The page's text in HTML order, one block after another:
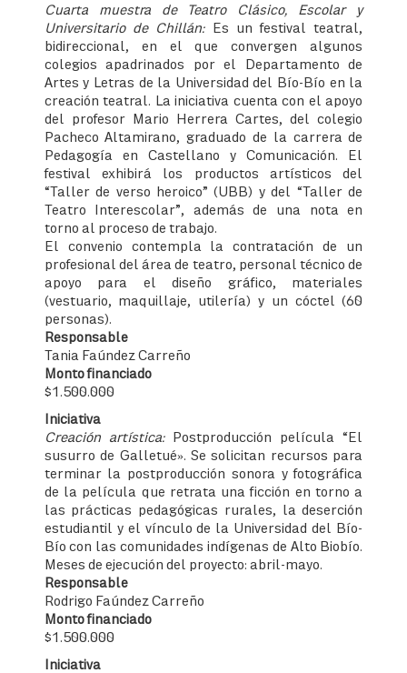
Cuarta muestra de Teatro Clásico, Escolar y
Universitario de Chillán:Es un festival teatral,
bidireccional, en el que convergen algunos
colegios apadrinados por el Departamento de
Artes y Letras de la Universidad del Bío-Bío en la
creación teatral. La iniciativa cuenta con el apoyo
del profesor Mario Herrera Cartes, del colegio
Pacheco Altamirano, graduado de la carrera de
Pedagogía en Castellano y Comunicación. El
festival exhibirá los productos artísticos del
“Taller de verso heroico” (UBB) y del “Taller de
Teatro Interescolar”, además de una nota en
torno al proceso de trabajo.
El convenio contempla la contratación de un
profesional del área de teatro, personal técnico de
apoyo para el diseño gráfico, materiales
(vestuario, maquillaje, utilería) y un cóctel (60
personas).
Responsable
Tania Faúndez Carreño
Monto financiado
$1.500.000
Iniciativa
Creación artística:Postproducción película “El
susurro de Galletué». Se solicitan recursos para
terminar la postproducción sonora y fotográfica
de la película que retrata una ficción en torno a
las prácticas pedagógicas rurales, la deserción
estudiantil y el vínculo de la Universidad del Bío-
Bío con las comunidades indígenas de Alto Biobío.
Meses de ejecución del proyecto: abril-mayo.
Responsable
Rodrigo Faúndez Carreño
Monto financiado
$1.500.000
Iniciativa